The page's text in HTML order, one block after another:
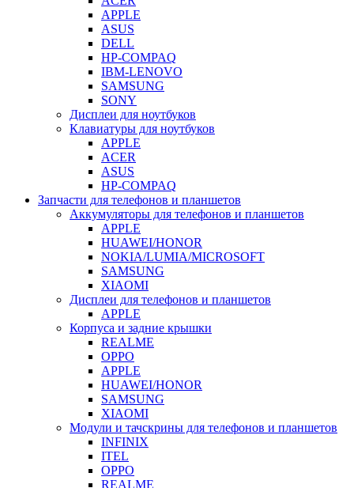
APPLE
ASUS
DELL
HP-COMPAQ
IBM-LENOVO
SAMSUNG
SONY
Дисплеи для ноутбуков
Клавиатуры для ноутбуков
APPLE
ACER
ASUS
HP-COMPAQ
Запчасти для телефонов и планшетов
Аккумуляторы для телефонов и планшетов
APPLE
HUAWEI/HONOR
NOKIA/LUMIA/MICROSOFT
SAMSUNG
XIAOMI
Дисплеи для телефонов и планшетов
APPLE
Корпуса и задние крышки
REALME
OPPO
APPLE
HUAWEI/HONOR
SAMSUNG
XIAOMI
Модули и тачскрины для телефонов и планшетов
INFINIX
ITEL
OPPO
REALME